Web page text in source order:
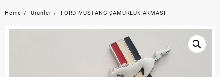
Home Ürünler FORD MUSTANG ÇAMURLUK ARMASI